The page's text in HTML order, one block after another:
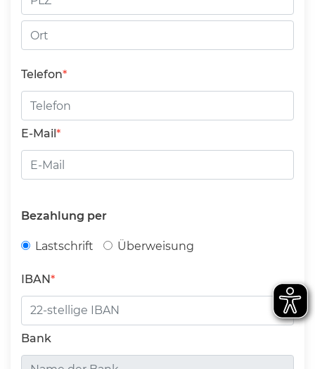
Ort
Telefon
E-Mail
Bezahlung per
Lastschrift Überweisung
IBAN
Bank